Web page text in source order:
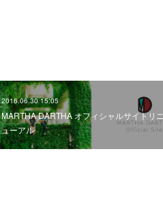
2016.06.30 15:05
MARTHA DARTHA オフィシャルサイトリニ
ューアル